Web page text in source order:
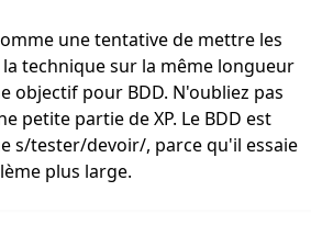
une tentative de mettre les
technique sur la même longueur
objectif pour BDD. N'oubliez pas
petite partie de XP. Le BDD est
s/tester/devoir/, parce qu'il essaie
plus large.